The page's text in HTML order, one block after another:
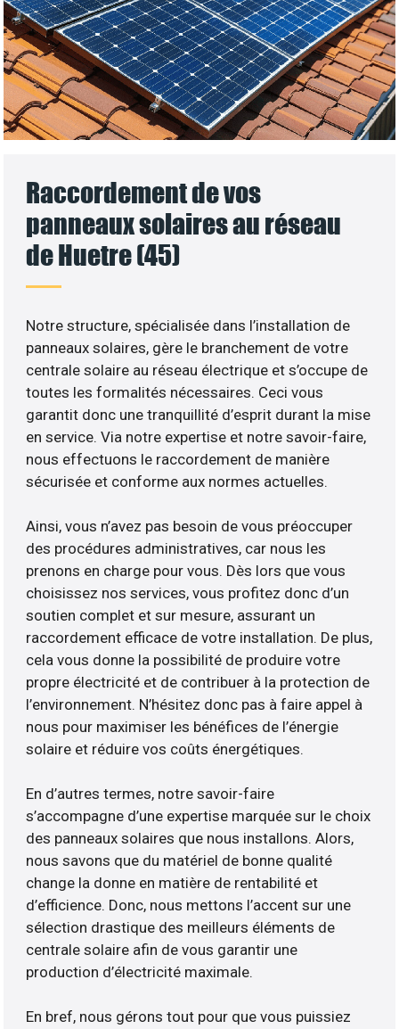
Raccordement de vos
panneaux solaires au réseau
de Huetre (45)
Notre structure, spécialisée dans l’installation de
panneaux solaires, gère le branchement de votre
centrale solaire au réseau électrique et s’occupe de
toutes les formalités nécessaires. Ceci vous
garantit donc une tranquillité d’esprit durant la mise
en service. Via notre expertise et notre savoir-faire,
nous effectuons le raccordement de manière
sécurisée et conforme aux normes actuelles.
Ainsi, vous n’avez pas besoin de vous préoccuper
des procédures administratives, car nous les
prenons en charge pour vous. Dès lors que vous
choisissez nos services, vous profitez donc d’un
soutien complet et sur mesure, assurant un
raccordement efficace de votre installation. De plus,
cela vous donne la possibilité de produire votre
propre électricité et de contribuer à la protection de
l’environnement. N’hésitez donc pas à faire appel à
nous pour maximiser les bénéfices de l’énergie
solaire et réduire vos coûts énergétiques.
En d’autres termes, notre savoir-faire
s’accompagne d’une expertise marquée sur le choix
des panneaux solaires que nous installons. Alors,
nous savons que du matériel de bonne qualité
change la donne en matière de rentabilité et
d’efficience. Donc, nous mettons l’accent sur une
sélection drastique des meilleurs éléments de
centrale solaire afin de vous garantir une
production d’électricité maximale.
En bref, nous gérons tout pour que vous puissiez